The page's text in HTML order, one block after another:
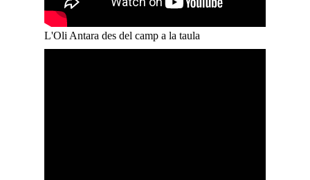
L'Oli Antara des del camp a la taula